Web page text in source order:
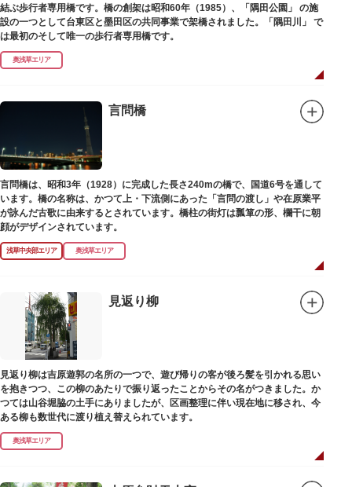
結ぶ歩行者専用橋です。橋の創架は昭和60年（1985）、「隅田公園」 の施
設の一つとして台東区と墨田区の共同事業で架橋されました。「隅田川」 で
は最初のそして唯一の歩行者専用橋です。
奥浅草エリア
言問橋
言問橋は、昭和3年（1928）に完成した長さ240mの橋で、国道6号を通して
います。橋の名称は、かつて上・下流側にあった「言問の渡し」や在原業平
が詠んだ古歌に由来するとされています。橋柱の街灯は瓢箪の形、欄干に朝
顔がデザインされています。
浅草中央部エリア 奥浅草エリア
見返り柳
見返り柳は吉原遊郭の名所の一つで、遊び帰りの客が後ろ髪を引かれる思い
を抱きつつ、この柳のあたりで振り返ったことからその名がつきました。か
つては山谷堀脇の土手にありましたが、区画整理に伴い現在地に移され、今
ある柳も数世代に渡り植え替えられています。
奥浅草エリア